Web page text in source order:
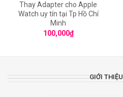
Thay Adapter cho Apple
Watch uy tín tại Tp Hồ Chí
Minh
100,000₫
GIỚI THIỆU